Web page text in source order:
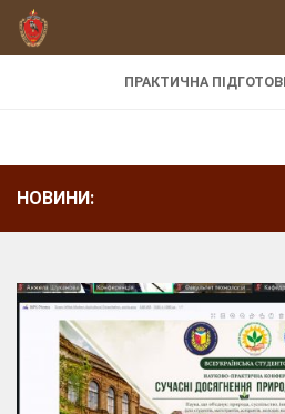
Skip to content
ПРАКТИЧНА
НОВИНИ: